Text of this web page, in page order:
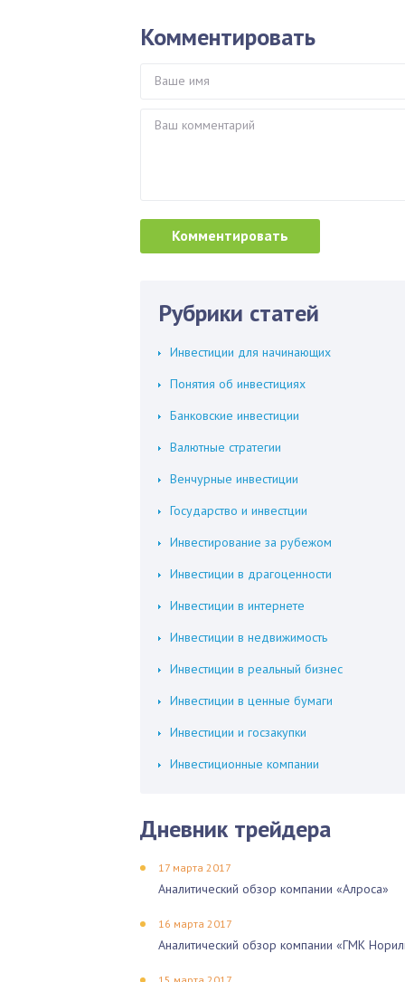
Комментировать
Рубрики статей
Инвестиции для начинающих
Понятия об инвестициях
Банковские инвестиции
Валютные стратегии
Венчурные инвестиции
Государство и инвестции
Инвестирование за рубежом
Инвестиции в драгоценности
Инвестиции в интернете
Инвестиции в недвижимость
Инвестиции в реальный бизнес
Инвестиции в ценные бумаги
Инвестиции и госзакупки
Инвестиционные компании
Дневник трейдера
17 марта 2017
Аналитический обзор компании «Алроса»
16 марта 2017
Аналитический обзор компании «ГМК